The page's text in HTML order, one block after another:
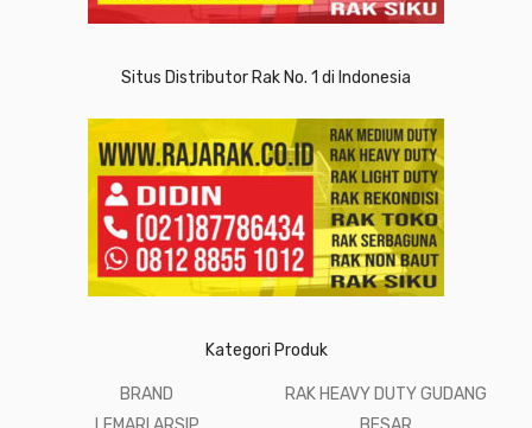
Situs Distributor Rak No. 1 di Indonesia
Kategori Produk
BRAND
RAK HEAVY DUTY GUDANG